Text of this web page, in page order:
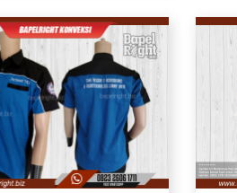
k
p
d
f
s
e
a